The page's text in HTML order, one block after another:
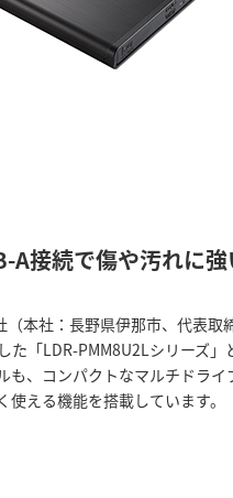
A接続で傷や汚れに
本社：長野県伊那市、代表
た「LDR-PMM8U2Lシリーズ
も、コンパクトなマルチドラ
える機能を搭載しています。